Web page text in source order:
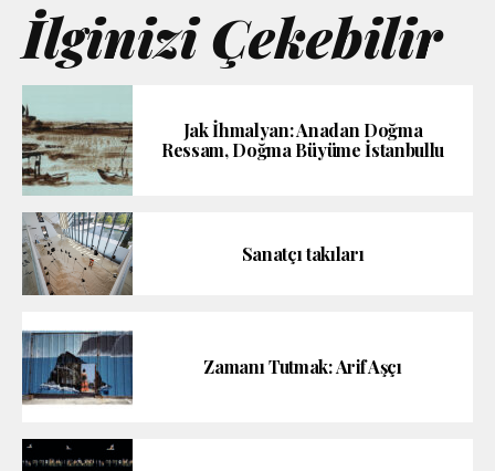
İlginizi Çekebilir
Jak İhmalyan: Anadan Doğma
Ressam, Doğma Büyüme İstanbullu
Sanatçı takıları
Zamanı Tutmak: Arif Aşçı